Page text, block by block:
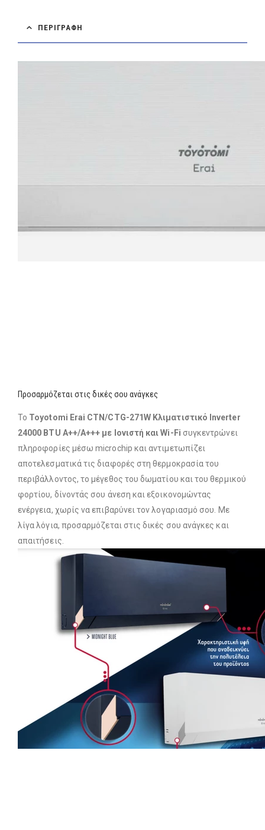
ΠΕΡΙΓΡΑΦΉ
Προσαρμόζεται στις δικές σου ανάγκες
Το Toyotomi Erai CTN/CTG-271W Κλιματιστικό Inverter
24000 BTU A++/A+++ με Ιονιστή και Wi-Fi συγκεντρώνει
πληροφορίες μέσω microchip και αντιμετωπίζει
αποτελεσματικά τις διαφορές στη θερμοκρασία του
περιβάλλοντος, το μέγεθος του δωματίου και του θερμικού
φορτίου, δίνοντάς σου άνεση και εξοικονομώντας
ενέργεια, χωρίς να επιβαρύνει τον λογαριασμό σου. Με
λίγα λόγια, προσαρμόζεται στις δικές σου ανάγκες και
απαιτήσεις.